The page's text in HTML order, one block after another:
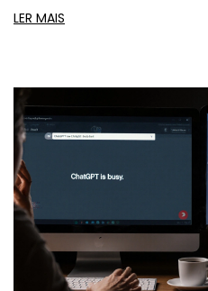
profissional. Saiba qual escolher.
LER MAIS